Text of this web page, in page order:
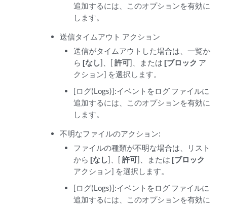
追加するには、このオプションを有効に
します。
送信タイムアウト アクション
送信がタイムアウトした場合は、一覧か
ら[なし]、[許可]、または[ブロック ア
クション] を選択します。
[ログ(Logs)]:イベントをログ ファイルに
追加するには、このオプションを有効に
します。
不明なファイルのアクション:
ファイルの種類が不明な場合は、リスト
から[なし]、[許可]、または[ブロック
アクション] を選択します。
[ログ(Logs)]:イベントをログ ファイルに
追加するには、このオプションを有効に